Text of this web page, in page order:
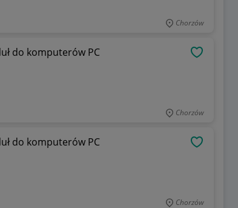
Chorzów
do komputerów PC
Chorzów
do komputerów PC
Chorzów